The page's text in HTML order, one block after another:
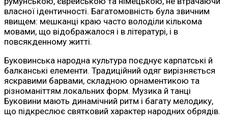
власної ідентичності. Багатомовність була звичним
явищем: мешканці краю часто володіли кількома
мовами, що відображалося і в літературі, і в
повсякденному житті.
Буковинська народна культура поєднує карпатські й
балканські елементи. Традиційний одяг вирізняється
яскравими барвами, складною орнаментикою та
різноманіттям локальних форм. Музика й танці
Буковини мають динамічний ритм і багату мелодику,
що підкреслює святковий характер народних обрядів.